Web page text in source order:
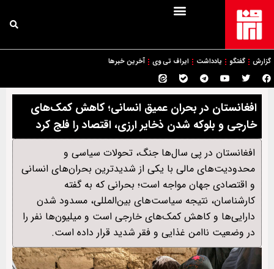
گزارش گفتگو یادداشت ایراف تی وی آخرین خبرها
افغانستان در بحران عمیق انسانی؛ کاهش کمک‌های
خارجی و بلوکه شدن ذخایر ارزی، اقتصاد را فلج کرد
افغانستان در پی سال‌ها جنگ، تحولات سیاسی و
محدودیت‌های مالی با یکی از شدیدترین بحران‌های انسانی
و اقتصادی جهان مواجه است؛ بحرانی که به گفته
کارشناسان، نتیجه سیاست‌های بین‌المللی، مسدود شدن
دارایی‌ها و کاهش کمک‌های خارجی است و میلیون‌ها نفر را
در وضعیت ناامن غذایی و فقر شدید قرار داده است.